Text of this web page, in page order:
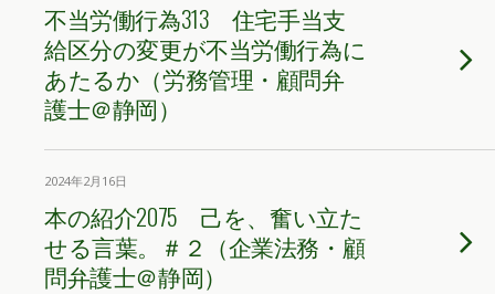
不当労働行為313 住宅手当支
給区分の変更が不当労働行為に
あたるか（労務管理・顧問弁
護士＠静岡）
2024年2月16日
本の紹介2075 己を、奮い立た
せる言葉。＃２（企業法務・顧
問弁護士＠静岡）